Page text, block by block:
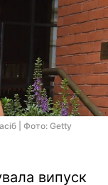
| Фото: Getty
випуск